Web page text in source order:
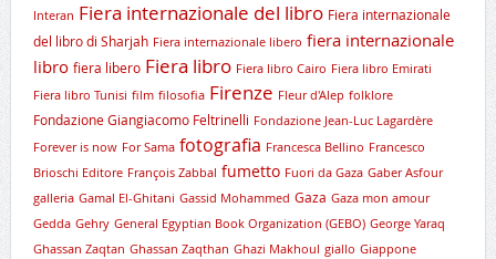
Interan Fiera internazionale del libro Fiera internazionale
del libro di Sharjah Fiera internazionale libero fiera internazionale
libro fiera libero Fiera libro Fiera libro Cairo Fiera libro Emirati
Fiera libro Tunisi film filosofia Firenze Fleur d'Alep folklore
Fondazione Giangiacomo Feltrinelli Fondazione Jean-Luc Lagardère
Forever is now For Sama fotografia Francesca Bellino Francesco
Brioschi Editore François Zabbal fumetto Fuori da Gaza Gaber Asfour
galleria Gamal El-Ghitani Gassid Mohammed Gaza Gaza mon amour
Gedda Gehry General Egyptian Book Organization (GEBO) George Yaraq
Ghassan Zaqtan Ghassan Zaqthan Ghazi Makhoul giallo Giappone